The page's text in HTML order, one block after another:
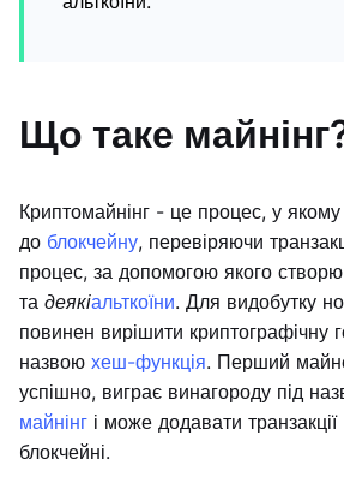
Що таке
Криптомайнінг - це процес, у якому
до блокчейну, перевіряючи
процес, за допомогою якого
та деякіальткоїни. Для видобутку
повинен вирішити криптографічну
назвою хеш-функція. Перший
успішно, виграє винагороду під
майнінг і може додавати
блокчейні.